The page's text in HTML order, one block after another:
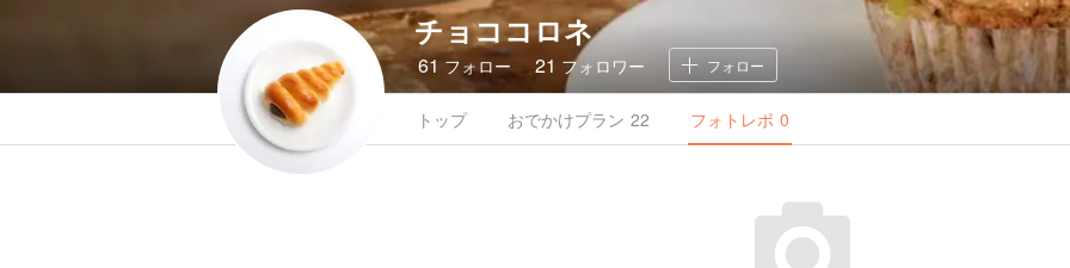
チョココロネ
61 フォロー 21 フォロワー フォロー
トップ おでかけプラン 22 フォトレポ 0